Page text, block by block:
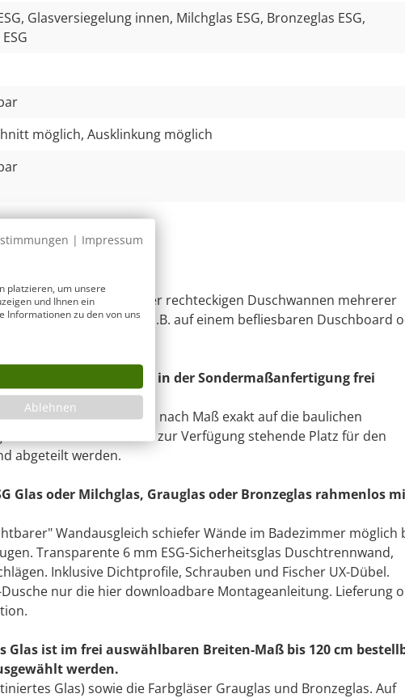
Glasversiegelung innen, Milchglas ESG, Bronzeglas ESG,
möglich, Ausklinkung möglich
von Combia.
quadratischen oder rechteckigen Duschwannen mehrerer
oder bodengleich z.B. auf einem befliesbaren Duschboard
und die Glas-Höhe sind in der Sondermaßanfertigung frei
Duschtrennwand nach Maß exakt auf die baulichen
werden und der zur Verfügung stehende Platz für den
abgeteilt werden.
Glas oder Milchglas, Grauglas oder Bronzeglas rahmenlos
Wandausgleich schiefer Wände im Badezimmer möglich
Transparente 6 mm ESG-Sicherheitsglas Duschtrennwand,
Inklusive Dichtprofile, Schrauben und Fischer UX-Dübel.
nur die hier downloadbare Montageanleitung. Lieferung
ist im frei auswählbaren Breiten-Maß bis 120 cm
werden.
Glas) sowie die Farbgläser Grauglas und Bronzeglas. Auf
| Impressum
platzieren, um unsere
und Ihnen ein
Informationen zu den von uns
Ablehnen